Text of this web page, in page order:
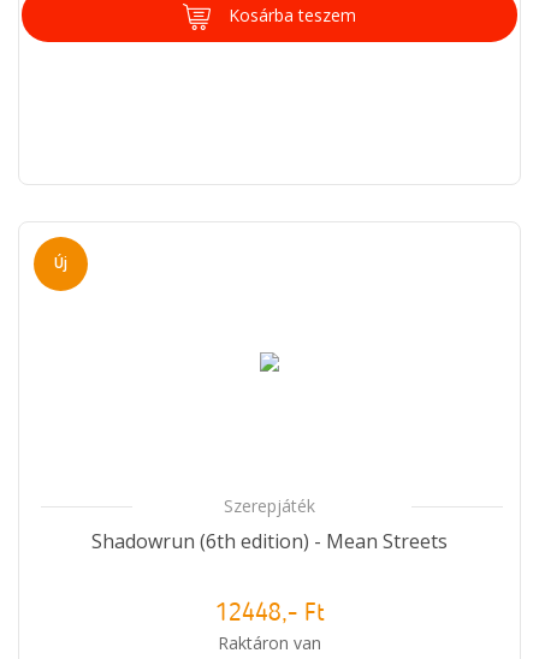
Kosárba teszem
Új
Szerepjáték
Shadowrun (6th edition) - Mean Streets
12448,- Ft
Raktáron van